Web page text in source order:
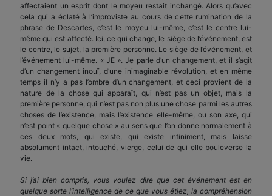
affectaient un esprit dont le moyeu restait inchangé. Alors qu’avec
cela qui a éclaté à l’improviste au cours de cette rumination de la
phrase de Descartes, c’est le moyeu lui-même, c’est le centre lui-
même qui est affecté. Ici, ce qui change, le siège de l’événement, est
le centre, le sujet, la première personne. Le siège de l’événement, et
l’événement lui-même. « JE ». Je parle d’un changement, et il s’agit
d’un changement inouï, d’une inimaginable révolution, et en même
temps il n’y a pas l’ombre d’un changement, et ceci provient de la
nature de la chose qui apparaît, qui n’est pas un objet, mais la
première personne, qui n’est pas non plus une chose parmi les autres
choses de l’existence, mais l’existence elle-même, ou son axe, qui
n’est point « quelque chose » au sens que l’on donne normalement à
ces deux mots, qui existe, qui existe infiniment, mais laisse
absolument intact, intouché, vierge, celui de qui elle bouleverse la
vie.
Si j’ai bien compris, vous voulez dire que cet événement est en
quelque sorte l’intelligence de ce que vous étiez, la compréhension